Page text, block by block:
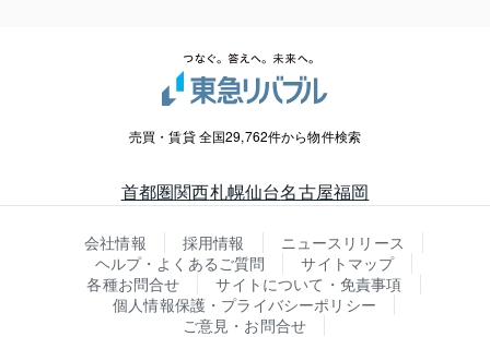
売買・賃貸 全国29,762件から物件検索
首都圏関西札幌仙台名古屋福岡
会社情報 採用情報
ニュースリリース
ヘルプ・よくあるご質問
サイトマップ
各種お問合せ
サイトについて・免責事項
個人情報保護・プライバシーポリシー
ご意見・お問合せ